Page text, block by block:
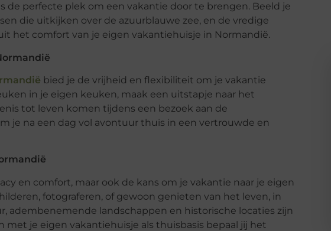
de perfecte plek om een vakantie door te brengen. Beeld je
die uitkijken over de azuurblauwe zee, en de vredige
het comfort van je eigen vakantiehuisje in Normandië.
bied je de vrijheid en flexibiliteit om je vakantie
in je eigen keuken, maak een uitstapje naar het
tot leven komen tijdens een bezoek aan de
je na een dag vol avontuur thuis in een vertrouwde en
en comfort, maar ook de kans om je vakantie naar je eigen
fotograferen, of gewoon genieten van het leven, in
adembenemende landschappen en historische locaties zijn
je eigen vakantiehuisje als thuisbasis bepaal jij het